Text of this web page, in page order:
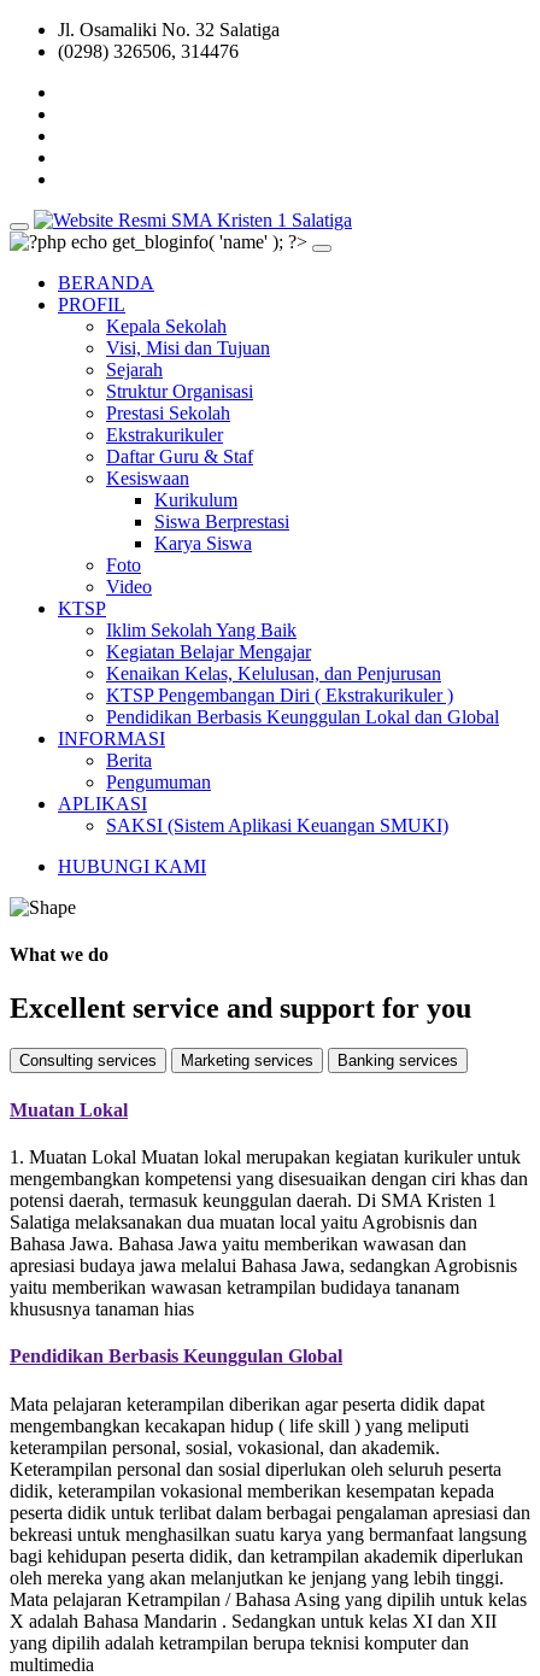
Jl. Osamaliki No. 32 Salatiga
(0298) 326506, 314476
BERANDA
PROFIL
Kepala Sekolah
Visi, Misi dan Tujuan
Sejarah
Struktur Organisasi
Prestasi Sekolah
Ekstrakurikuler
Daftar Guru & Staf
Kesiswaan
Kurikulum
Siswa Berprestasi
Karya Siswa
Foto
Video
KTSP
Iklim Sekolah Yang Baik
Kegiatan Belajar Mengajar
Kenaikan Kelas, Kelulusan, dan Penjurusan
KTSP Pengembangan Diri ( Ekstrakurikuler )
Pendidikan Berbasis Keunggulan Lokal dan Global
INFORMASI
Berita
Pengumuman
APLIKASI
SAKSI (Sistem Aplikasi Keuangan SMUKI)
HUBUNGI KAMI
What we do
Excellent service and support for you
Consulting services Marketing services Banking services
Muatan Lokal
1. Muatan Lokal Muatan lokal merupakan kegiatan kurikuler untuk
mengembangkan kompetensi yang disesuaikan dengan ciri khas dan
potensi daerah, termasuk keunggulan daerah. Di SMA Kristen 1
Salatiga melaksanakan dua muatan local yaitu Agrobisnis dan
Bahasa Jawa. Bahasa Jawa yaitu memberikan wawasan dan
apresiasi budaya jawa melalui Bahasa Jawa, sedangkan Agrobisnis
yaitu memberikan wawasan ketrampilan budidaya tananam
khususnya tanaman hias
Pendidikan Berbasis Keunggulan Global
Mata pelajaran keterampilan diberikan agar peserta didik dapat
mengembangkan kecakapan hidup ( life skill ) yang meliputi
keterampilan personal, sosial, vokasional, dan akademik.
Keterampilan personal dan sosial diperlukan oleh seluruh peserta
didik, keterampilan vokasional memberikan kesempatan kepada
peserta didik untuk terlibat dalam berbagai pengalaman apresiasi dan
bekreasi untuk menghasilkan suatu karya yang bermanfaat langsung
bagi kehidupan peserta didik, dan ketrampilan akademik diperlukan
oleh mereka yang akan melanjutkan ke jenjang yang lebih tinggi.
Mata pelajaran Ketrampilan / Bahasa Asing yang dipilih untuk kelas
X adalah Bahasa Mandarin . Sedangkan untuk kelas XI dan XII
yang dipilih adalah ketrampilan berupa teknisi komputer dan
multimedia